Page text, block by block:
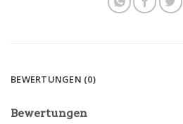
BEWERTUNGEN (0)
Bewertungen